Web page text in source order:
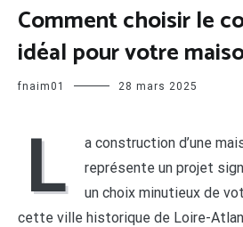
Comment choisir le
idéal pour votre
fnaim01 28 mars 2025
L
a construction d’une
représente un projet
un choix minutieux de
cette ville historique de Loire-